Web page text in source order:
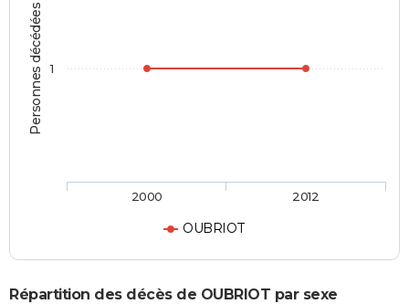
Personnes décédées
OUBRIOT
2000 2012
1
Répartition des décès de OUBRIOT par sexe